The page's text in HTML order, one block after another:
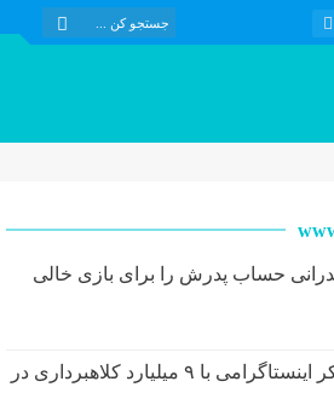
حساب پدرش را برای بازی خالی
دستگیری هکر اینستاگرامی با ۹ میلیارد کلاهبرداری در